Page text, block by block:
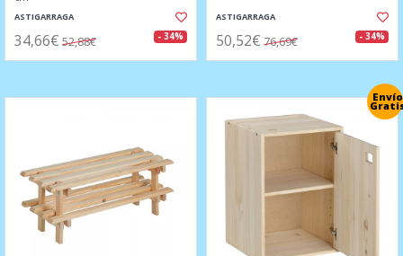
ASTIGARRAGA
34,66€ 52,88€ - 34%
ASTIGARRAGA
50,52€ 76,69€ - 34%
Envío